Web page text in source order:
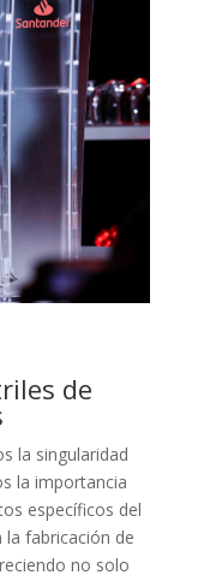
de
la singularidad
la importancia
específicos del
la fabricación de
no solo